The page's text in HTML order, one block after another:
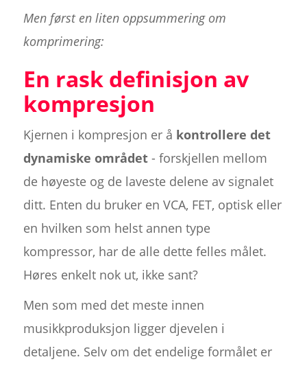
Men først en liten oppsummering om
komprimering:
En rask definisjon av
kompresjon
Kjernen i kompresjon er å kontrollere det
dynamiske området- forskjellen mellom
de høyeste og de laveste delene av signalet
ditt. Enten du bruker en VCA, FET, optisk eller
en hvilken som helst annen type
kompressor, har de alle dette felles målet.
Høres enkelt nok ut, ikke sant?
Men som med det meste innen
musikkproduksjon ligger djevelen i
detaljene. Selv om det endelige formålet er